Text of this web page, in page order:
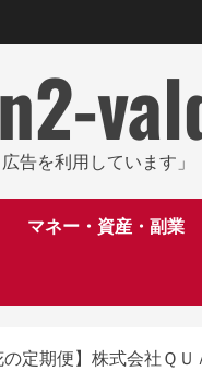
告を利用しています」
マネー・資産・副業
の定期便】株式会社Ｑ